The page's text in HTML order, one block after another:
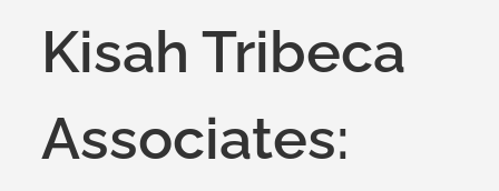
Kisah Tribeca
Associates: